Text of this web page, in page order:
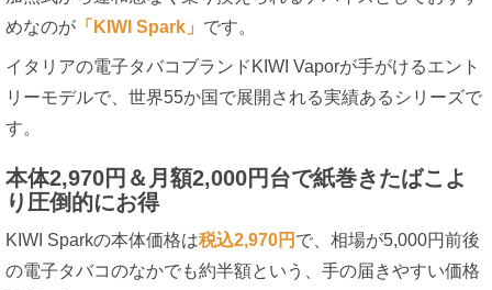
めなのが 「KIWI Spark」 です。
イタリアの電子タバコブランドKIWI Vaporが手がけるエント
リーモデルで、世界55か国で展開される実績あるシリーズで
す。
本体2,970円＆月額2,000円台で紙巻きたばこよ
り圧倒的にお得
KIWI Sparkの本体価格は税込2,970円 で、相場が5,000円前後
の電子タバコのなかでも約半額という、手の届きやすい価格